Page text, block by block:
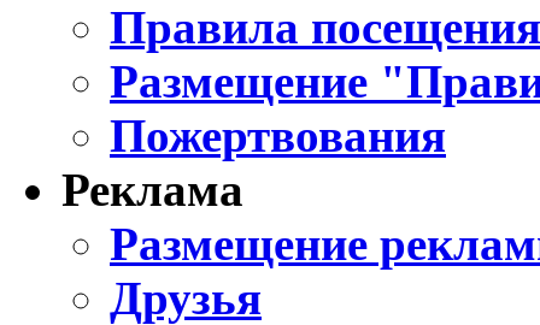
Правила
Размещение
Пожертвования
Реклама
Размещение
Друзья